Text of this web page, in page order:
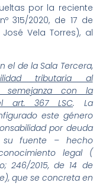
por la reciente
315/2020, de 17 de
Vela Torres), al
el de la Sala Tercera,
tributaria al
semejanza con la
art. 367 LSC. La
este género
por deuda
fuente – hecho
legal (
246/2015, de 14 de
que se concreta en